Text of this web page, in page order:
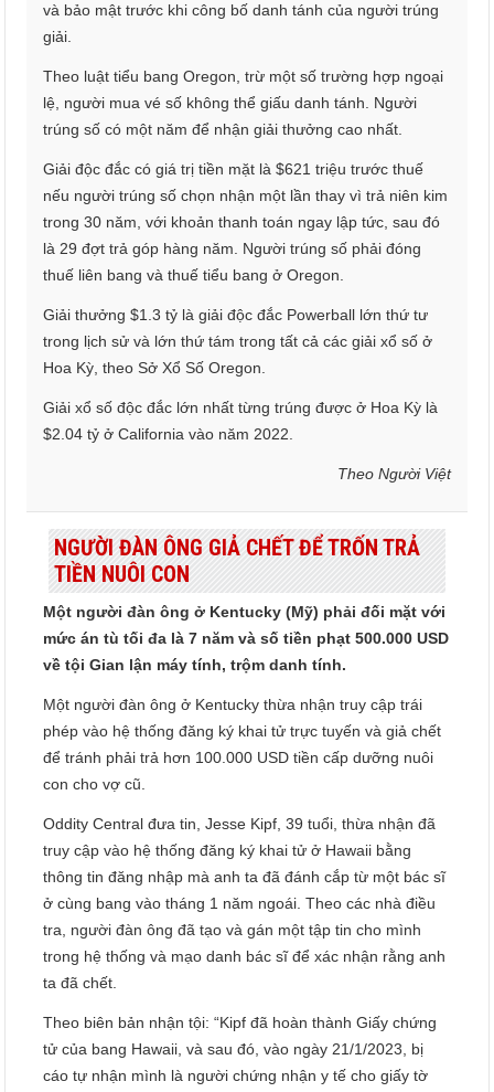
và bảo mật trước khi công bố danh tánh của người trúng
giải.
Theo luật tiểu bang Oregon, trừ một số trường hợp ngoại
lệ, người mua vé số không thể giấu danh tánh. Người
trúng số có một năm để nhận giải thưởng cao nhất.
Giải độc đắc có giá trị tiền mặt là $621 triệu trước thuế
nếu người trúng số chọn nhận một lần thay vì trả niên kim
trong 30 năm, với khoản thanh toán ngay lập tức, sau đó
là 29 đợt trả góp hàng năm. Người trúng số phải đóng
thuế liên bang và thuế tiểu bang ở Oregon.
Giải thưởng $1.3 tỷ là giải độc đắc Powerball lớn thứ tư
trong lịch sử và lớn thứ tám trong tất cả các giải xổ số ở
Hoa Kỳ, theo Sở Xổ Số Oregon.
Giải xổ số độc đắc lớn nhất từng trúng được ở Hoa Kỳ là
$2.04 tỷ ở California vào năm 2022.
Theo Người Việt
NGƯỜI ĐÀN ÔNG GIẢ CHẾT ĐỂ TRỐN TRẢ
TIỀN NUÔI CON
Một người đàn ông ở Kentucky (Mỹ) phải đối mặt với
mức án tù tối đa là 7 năm và số tiền phạt 500.000 USD
về tội Gian lận máy tính, trộm danh tính.
Một người đàn ông ở Kentucky thừa nhận truy cập trái
phép vào hệ thống đăng ký khai tử trực tuyến và giả chết
để tránh phải trả hơn 100.000 USD tiền cấp dưỡng nuôi
con cho vợ cũ.
Oddity Central đưa tin, Jesse Kipf, 39 tuổi, thừa nhận đã
truy cập vào hệ thống đăng ký khai tử ở Hawaii bằng
thông tin đăng nhập mà anh ta đã đánh cắp từ một bác sĩ
ở cùng bang vào tháng 1 năm ngoái. Theo các nhà điều
tra, người đàn ông đã tạo và gán một tập tin cho mình
trong hệ thống và mạo danh bác sĩ để xác nhận rằng anh
ta đã chết.
Theo biên bản nhận tội: “Kipf đã hoàn thành Giấy chứng
tử của bang Hawaii, và sau đó, vào ngày 21/1/2023, bị
cáo tự nhận mình là người chứng nhận y tế cho giấy tờ